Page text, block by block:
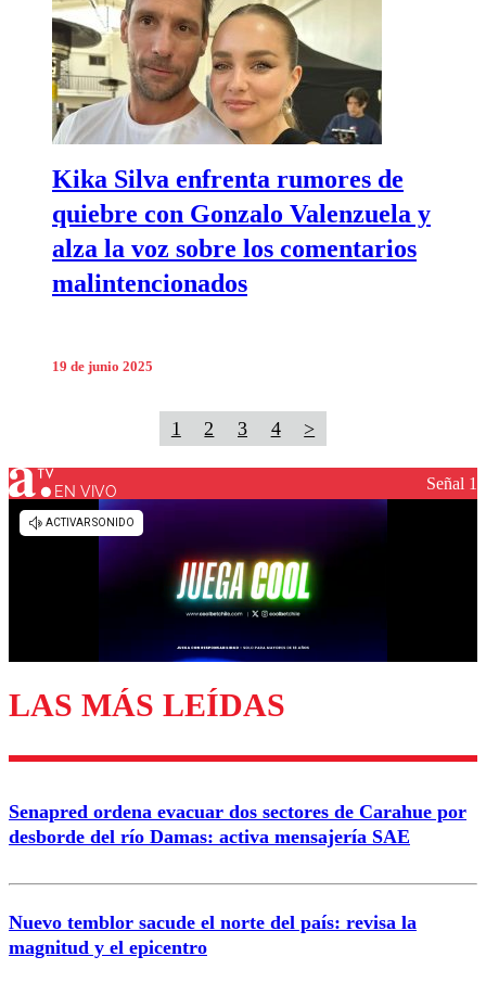
Kika Silva enfrenta rumores de
quiebre con Gonzalo Valenzuela y
alza la voz sobre los comentarios
malintencionados
19 de junio 2025
1 2 3 4 >
EN VIVO Señal 1
LAS MÁS LEÍDAS
Senapred ordena evacuar dos sectores de Carahue por
desborde del río Damas: activa mensajería SAE
Nuevo temblor sacude el norte del país: revisa la
magnitud y el epicentro